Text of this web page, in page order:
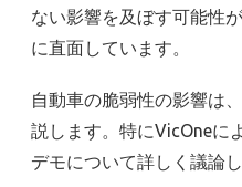
ない影響を及ぼす可能性
に直面しています。
自動車の脆弱性の影響は
説します。特にVicOneに
デモについて詳しく議論し